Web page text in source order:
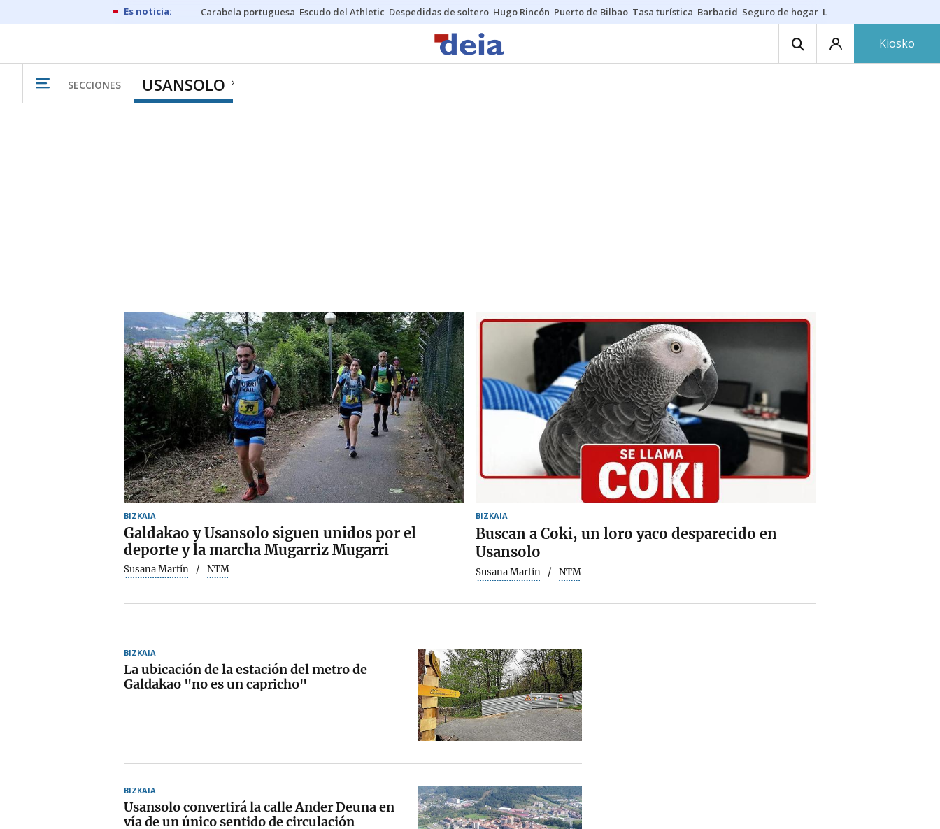
Carabela portuguesa Escudo del Athletic Despedidas de soltero Hugo Rincón Puerto de Bilbao Tasa turística Barbacid Seguro de hogar Lío Athletic-Osasuna
Kiosko
SECCIONES USANSOLO
BIZKAIA
Galdakao y Usansolo siguen unidos por el
deporte y la marcha Mugarriz Mugarri
Susana Martín NTM
BIZKAIA
Buscan a Coki, un loro yaco desparecido en
Usansolo
Susana Martín NTM
BIZKAIA
La ubicación de la estación del metro de
Galdakao "no es un capricho"
BIZKAIA
Usansolo convertirá la calle Ander Deuna en
vía de un único sentido de circulación